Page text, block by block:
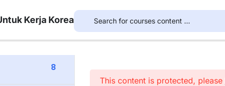
8
Kerja Korea
This content is protected, please